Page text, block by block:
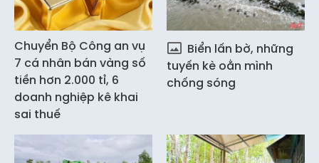
Chuyển Bộ Công an vụ
7 cá nhân bán vàng số
tiền hơn 2.000 tỉ, 6
doanh nghiệp kê khai
sai thuế
Biển lấn bờ, những
tuyến kè oằn mình
chống sóng